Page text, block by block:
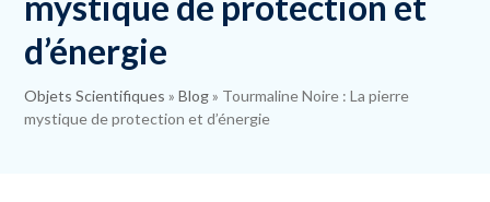
d’énergie
Objets Scientifiques »Blog» Tourmaline Noire : La pierre
mystique de protection et d’énergie